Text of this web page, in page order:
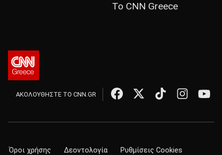
Το CNN Greece
ΑΚΟΛΟΥΘΗΣΤΕ ΤΟ CNN.GR
Όροι χρήσης Δεοντολογία Ρυθμίσεις Cookies